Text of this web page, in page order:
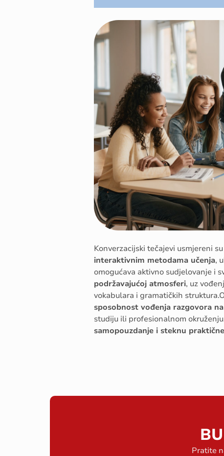
Konverzacijski tečajevi usmjereni
interaktivnim metodama učenja,
omogućava aktivno sudjelovanje i
podržavajućoj atmosferi, uz
vokabulara i gramatičkih
sposobnost vođenja razgovora
studiju ili profesionalnom
samopouzdanje i steknu
Pratite